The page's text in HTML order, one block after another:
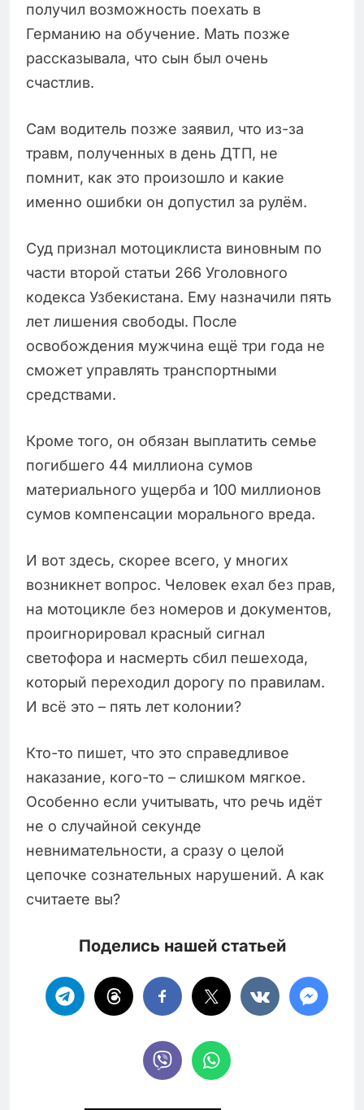
получил возможность поехать в
Германию на обучение. Мать позже
рассказывала, что сын был очень
счастлив.
Сам водитель позже заявил, что из-за
травм, полученных в день ДТП, не
помнит, как это произошло и какие
именно ошибки он допустил за рулём.
Суд признал мотоциклиста виновным по
части второй статьи 266 Уголовного
кодекса Узбекистана. Ему назначили пять
лет лишения свободы. После
освобождения мужчина ещё три года не
сможет управлять транспортными
средствами.
Кроме того, он обязан выплатить семье
погибшего 44 миллиона сумов
материального ущерба и 100 миллионов
сумов компенсации морального вреда.
И вот здесь, скорее всего, у многих
возникнет вопрос. Человек ехал без прав,
на мотоцикле без номеров и документов,
проигнорировал красный сигнал
светофора и насмерть сбил пешехода,
который переходил дорогу по правилам.
И всё это – пять лет колонии?
Кто-то пишет, что это справедливое
наказание, кого-то – слишком мягкое.
Особенно если учитывать, что речь идёт
не о случайной секунде
невнимательности, а сразу о целой
цепочке сознательных нарушений. А как
считаете вы?
Поделись нашей статьей